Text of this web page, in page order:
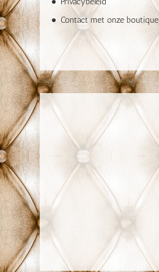
Contact met onze boutique